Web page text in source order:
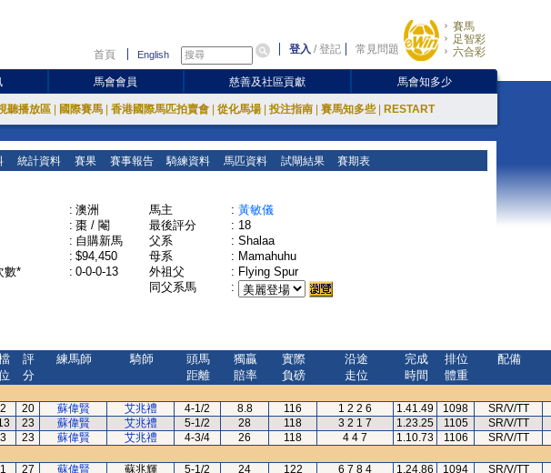
首頁 English 登入 /登記 常見問題
賽馬
足智彩
六合彩
馬會會員 慈善及社區貢獻 馬會知多少
聽播放區 國際賽馬 香港國際馬匹拍賣會 從化馬場 投注指南 賽馬知多些 RESTART
統計資料 賽果 賽事報告 騎練資料 馬匹資料 試閘結果 賽期表
: 澳洲
: 棗 / 閹
: 自購新馬
: $94,450
數*
: 0-0-0-13
馬主 : 黃敏儀
最後評分
: 18
父系
: Shalaa
母系
: Mamahuhu
外祖父
: Flying Spur
同父系馬
:
評
分
練馬師 騎師
頭馬
距離
獨贏
賠率
實際
負磅
沿途
走位
完成
時間
排位
體重
配備
2 20 蘇偉賢 艾兆禮 4-1/2 8.8 116 1 2 2 6 1.41.49 1098
SR/V/TT
23 蘇偉賢 艾兆禮 5-1/2 28 118 3 2 1 7 1.23.25 1105
SR/V/TT
3 23 蘇偉賢 艾兆禮 4-3/4 26 118 4 4 7 1.10.73 1106
SR/V/TT
1 27 蘇偉賢 蘇兆輝 5-1/2 24 122 6 7 8 4 1.24.86 1094
SR/V/TT